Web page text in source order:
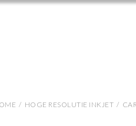
/ HOGE RESOLUTIE INKJET /